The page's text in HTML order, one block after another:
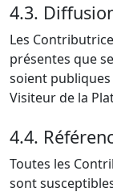
4.3.
Les
présentes que
soient
Visiteur de la
4.4.
Toutes les
sont